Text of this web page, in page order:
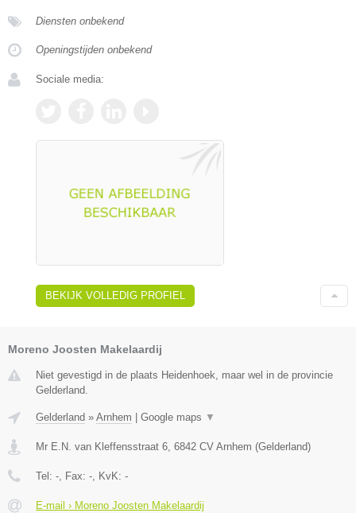
Diensten onbekend
Openingstijden onbekend
Sociale media:
BEKIJK VOLLEDIG PROFIEL
Moreno Joosten Makelaardij
Niet gevestigd in de plaats Heidenhoek, maar wel in de provincie
Gelderland.
Gelderland » Arnhem Google maps ▼
Mr E.N. van Kleffensstraat 6, 6842 CV Arnhem (Gelderland)
Tel: -, Fax: -, KvK: -
E-mail › Moreno Joosten Makelaardij